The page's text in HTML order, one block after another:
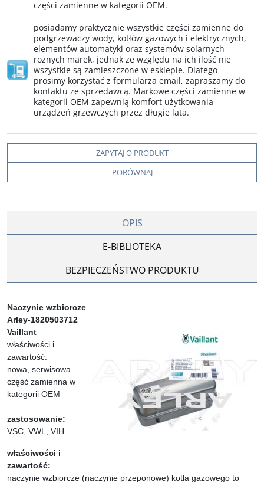
części zamienne w kategorii OEM.
posiadamy praktycznie wszystkie części zamienne do
podgrzewaczy wody, kotłów gazowych i elektrycznych,
elementów automatyki oraz systemów solarnych
rożnych marek, jednak ze względu na ich ilość nie
wszystkie są zamieszczone w esklepie. Dlatego
prosimy korzystać z formularza email, zapraszamy do
kontaktu ze sprzedawcą. Markowe części zamienne w
kategorii OEM zapewnią komfort użytkowania
urządzeń grzewczych przez długie lata.
ZAPYTAJ O PRODUKT
PORÓWNAJ
OPIS
E-BIBLIOTEKA
BEZPIECZEŃSTWO PRODUKTU
Naczynie wzbiorcze
Arley-1820503712
Vaillant
właściwości i
zawartość:
nowa, serwisowa
część zamienna w
kategorii OEM
zastosowanie:
VSC, VWL, VIH
właściwości i
zawartość:
naczynie wzbiorcze (naczynie przeponowe) kotła gazowego to